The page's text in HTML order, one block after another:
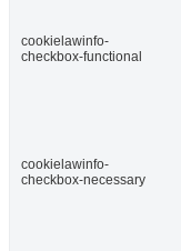
cookielawinfo-
checkbox-functional
cookielawinfo-
checkbox-necessary